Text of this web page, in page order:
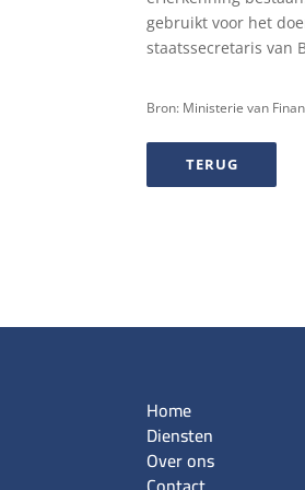
gebruikt voor het
staatssecretaris van
Bron: Ministerie van
TERUG
Home
Diensten
Over ons